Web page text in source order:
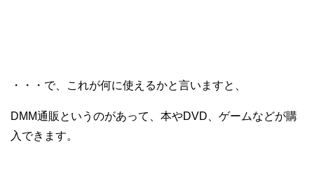
・・・で、これが何に使えるかと言いますと、
DMM通販というのがあって、本やDVD、ゲームなどが購
入できます。